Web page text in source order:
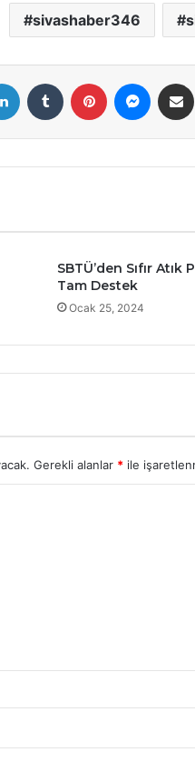
sivashaber346
LinkedIn Tumblr Pinterest
SBTÜ’den Sıfır Atık
Tam Destek
Ocak 25, 2024
Gerekli alanlar * ile